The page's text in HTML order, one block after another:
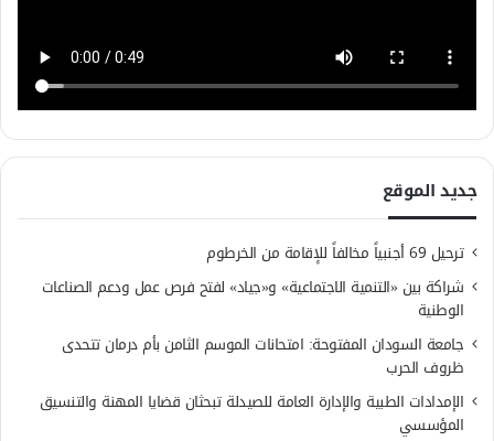
جديد الموقع
ترحيل 69 أجنبياً مخالفاً للإقامة من الخرطوم
شراكة بين «التنمية الاجتماعية» و«جياد» لفتح فرص عمل ودعم الصناعات
الوطنية
جامعة السودان المفتوحة: امتحانات الموسم الثامن بأم درمان تتحدى
ظروف الحرب
الإمدادات الطبية والإدارة العامة للصيدلة تبحثان قضايا المهنة والتنسيق
المؤسسي